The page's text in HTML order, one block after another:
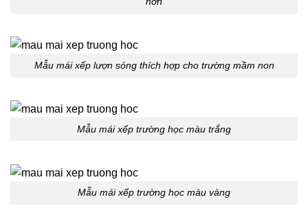
Mẫu mái xếp lượn sóng thích hợp cho trường mầm non
Mẫu mái xếp trường học màu trắng
Mẫu mái xếp trường học màu vàng